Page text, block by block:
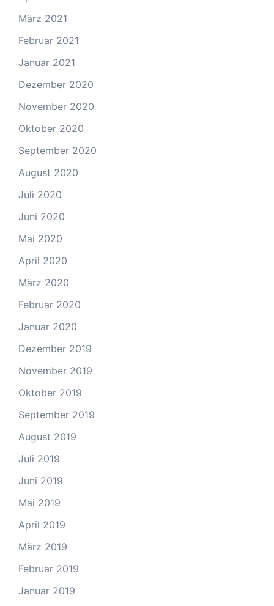
März 2021
Februar 2021
Januar 2021
Dezember 2020
November 2020
Oktober 2020
September 2020
August 2020
Juli 2020
Juni 2020
Mai 2020
April 2020
März 2020
Februar 2020
Januar 2020
Dezember 2019
November 2019
Oktober 2019
September 2019
August 2019
Juli 2019
Juni 2019
Mai 2019
April 2019
März 2019
Februar 2019
Januar 2019